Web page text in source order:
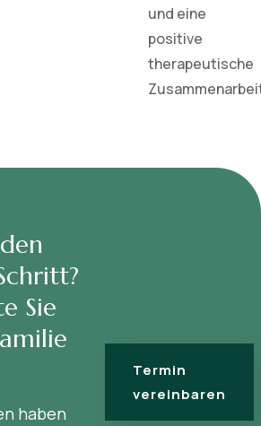
und eine
positive
therapeutische
Sie
haben
Termin
vereinbaren